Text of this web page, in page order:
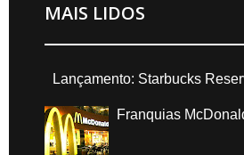
MAIS LIDOS
Lançamento: Starbucks
Franquias